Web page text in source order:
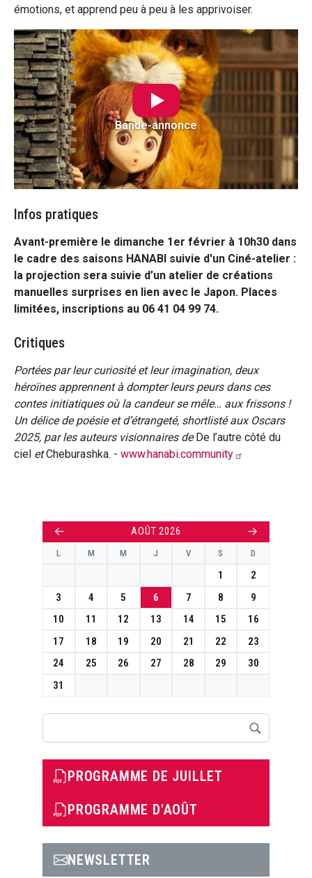
émotions, et apprend peu à peu à les apprivoiser.
Bande-annonce
Infos pratiques
Avant-première le dimanche 1er février à 10h30 dans
le cadre des saisons HANABI suivie d'un Ciné-atelier :
la projection sera suivie d’un atelier de créations
manuelles surprises en lien avec le Japon. Places
limitées, inscriptions au 06 41 04 99 74.
Critiques
Portées par leur curiosité et leur imagination, deux
héroïnes apprennent à dompter leurs peurs dans ces
contes initiatiques où la candeur se mêle… aux frissons !
Un délice de poésie et d’étrangeté, shortlisté aux Oscars
2025, par les auteurs visionnaires deDe l’autre côté du
ciel etCheburashka. - www.hanabi.community
← AOÛT 2026 →
L M M J V S D
1
2
3
4 5 6 7 8
9
10
11 12 13 14 15
16
17
18 19 20 21 22
23
24
25 26 27 28 29
30
31
PROGRAMME DE JUILLET
PROGRAMME D'AOÛT
NEWSLETTER